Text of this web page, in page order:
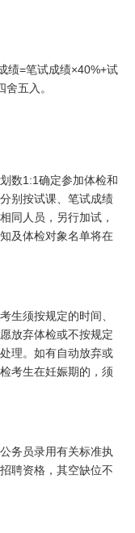
绩=笔试成绩×40%+试
五入。
数1:1 确定参加体检和
别按试课、笔试成绩
同人员，另行加试，
及体检对象名单将在
生须按规定的时间、
放弃体检或不按规定
理。如有自动放弃或
考生在妊娠期的，须
务员录用有关标准执
聘资格，其空缺位不